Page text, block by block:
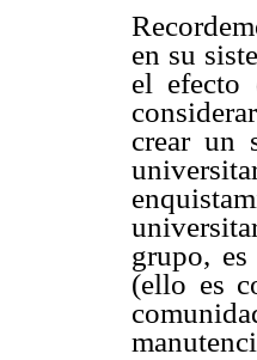
en su
el efecto
crear un
grupo,
(ello es